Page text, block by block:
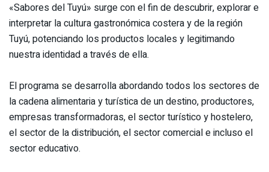
«Sabores del Tuyú» surge con el fin de descubrir, explorar e
interpretar la cultura gastronómica costera y de la región
Tuyú, potenciando los productos locales y legitimando
nuestra identidad a través de ella.
El programa se desarrolla abordando todos los sectores de
la cadena alimentaria y turística de un destino, productores,
empresas transformadoras, el sector turístico y hostelero,
el sector de la distribución, el sector comercial e incluso el
sector educativo.